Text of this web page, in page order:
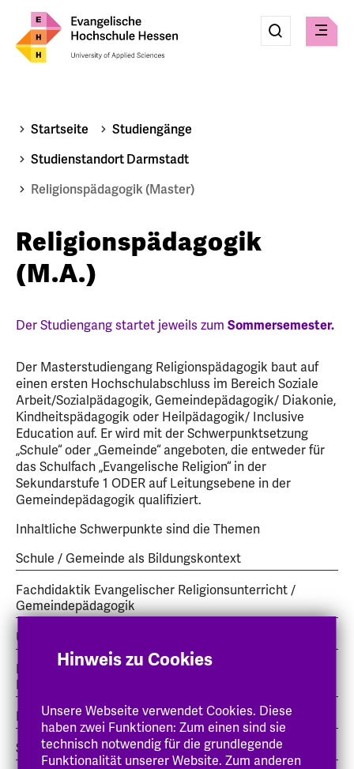
Suche
absenden
Menü
Startseite
Studiengänge
Studienstandort Darmstadt
Religionspädagogik (Master)
Religionspädagogik
(M.A.)
Der Studiengang startet jeweils zum Sommersemester.
Der Masterstudiengang Religionspädagogik baut auf
einen ersten Hochschulabschluss im Bereich Soziale
Arbeit/Sozialpädagogik, Gemeindepädagogik/ Diakonie,
Kindheitspädagogik oder Heilpädagogik/ Inclusive
Education auf. Er wird mit der Schwerpunktsetzung
„Schule“ oder „Gemeinde“ angeboten, die entweder für
das Schulfach „Evangelische Religion“ in der
Sekundarstufe 1 ODER auf Leitungsebene in der
Gemeindepädagogik qualifiziert.
Inhaltliche Schwerpunkte sind die Themen
Schule / Gemeinde als Bildungskontext
Fachdidaktik Evangelischer Religionsunterricht /
Gemeindepädagogik
Unterrichts-/Gemeindepraxis
Historische Grundlagen des Christentums,
Bibeldidaktik, Kirchengeschichtsdidaktik
Kontextuelle Theologie und interreligiöses Lernen
Seelsorge
Hinweis zu Cookies
Unsere Webseite verwendet Cookies. Diese
haben zwei Funktionen: Zum einen sind sie
technisch notwendig für die grundlegende
Funktionalität unserer Website. Zum anderen